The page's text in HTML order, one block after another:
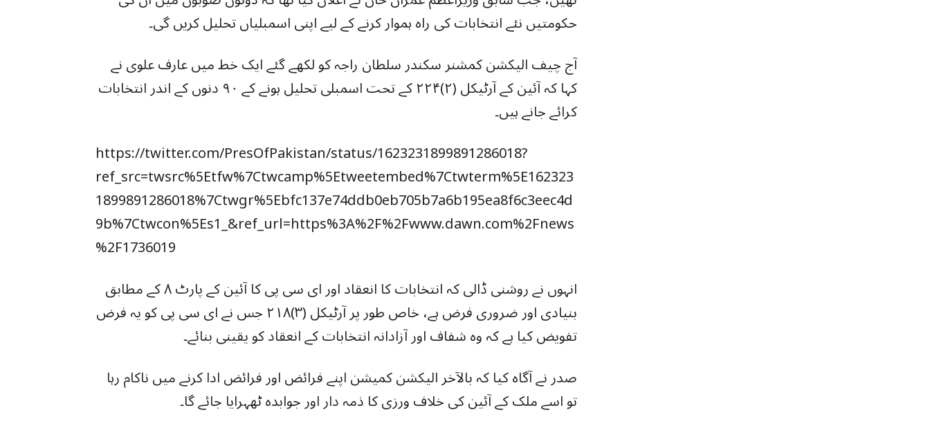
حکومتیں نئے انتخابات کی راہ ہموار کرنے کے لیے اپنی اسمبلیاں تحلیل کریں گی۔
آج چیف الیکشن کمشنر سکندر سلطان راجہ کو لکھے گئے ایک خط میں عارف علوی نے
کہا کہ آئین کے آرٹیکل (۲)۲۲۴ کے تحت اسمبلی تحلیل ہونے کے ۹۰ دنوں کے اندر انتخابات
کرائے جانے ہیں۔
https://twitter.com/PresOfPakistan/status/1623231899891286018?
ref_src=twsrc%5Etfw%7Ctwcamp%5Etweetembed%7Ctwterm%5E162323
1899891286018%7Ctwgr%5Ebfc137e74ddb0eb705b7a6b195ea8f6c3eec4d
9b%7Ctwcon%5Es1_&ref_url=https%3A%2F%2Fwww.dawn.com%2Fnews
%2F1736019
انہوں نے روشنی ڈالی کہ انتخابات کا انعقاد اور ای سی پی کا آئین کے پارٹ ۸ کے مطابق
بنیادی اور ضروری فرض ہے، خاص طور پر آرٹیکل (۳)۲۱۸ جس نے ای سی پی کو یہ فرض
تفویض کیا ہے کہ وہ شفاف اور آزادانہ انتخابات کے انعقاد کو یقینی بنائے۔
صدر نے آگاہ کیا کہ بالآخر الیکشن کمیشن اپنے فرائض اور فرائض ادا کرنے میں ناکام رہا
تو اسے ملک کے آئین کی خلاف ورزی کا ذمہ دار اور جوابدہ ٹھہرایا جائے گا۔